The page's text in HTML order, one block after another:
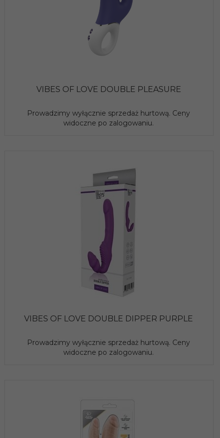
VIBES OF LOVE DOUBLE PLEASURE
Prowadzimy wyłącznie sprzedaż hurtową. Ceny
widoczne po zalogowaniu.
VIBES OF LOVE DOUBLE DIPPER PURPLE
Prowadzimy wyłącznie sprzedaż hurtową. Ceny
widoczne po zalogowaniu.